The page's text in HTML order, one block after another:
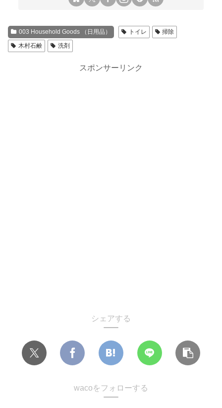
003 Household Goods （日用品） トイレ
掃除
木村石鹸
洗剤
スポンサーリンク
シェアする
wacoをフォローする